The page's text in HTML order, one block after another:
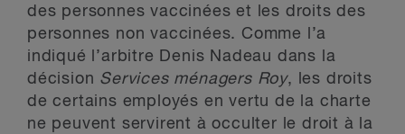
des personnes vaccinées et les droits des
personnes non vaccinées. Comme l’a
indiqué l’arbitre Denis Nadeau dans la
décision Services ménagers Roy, les droits
de certains employés en vertu de la charte
ne peuvent servirent à occulter le droit à la